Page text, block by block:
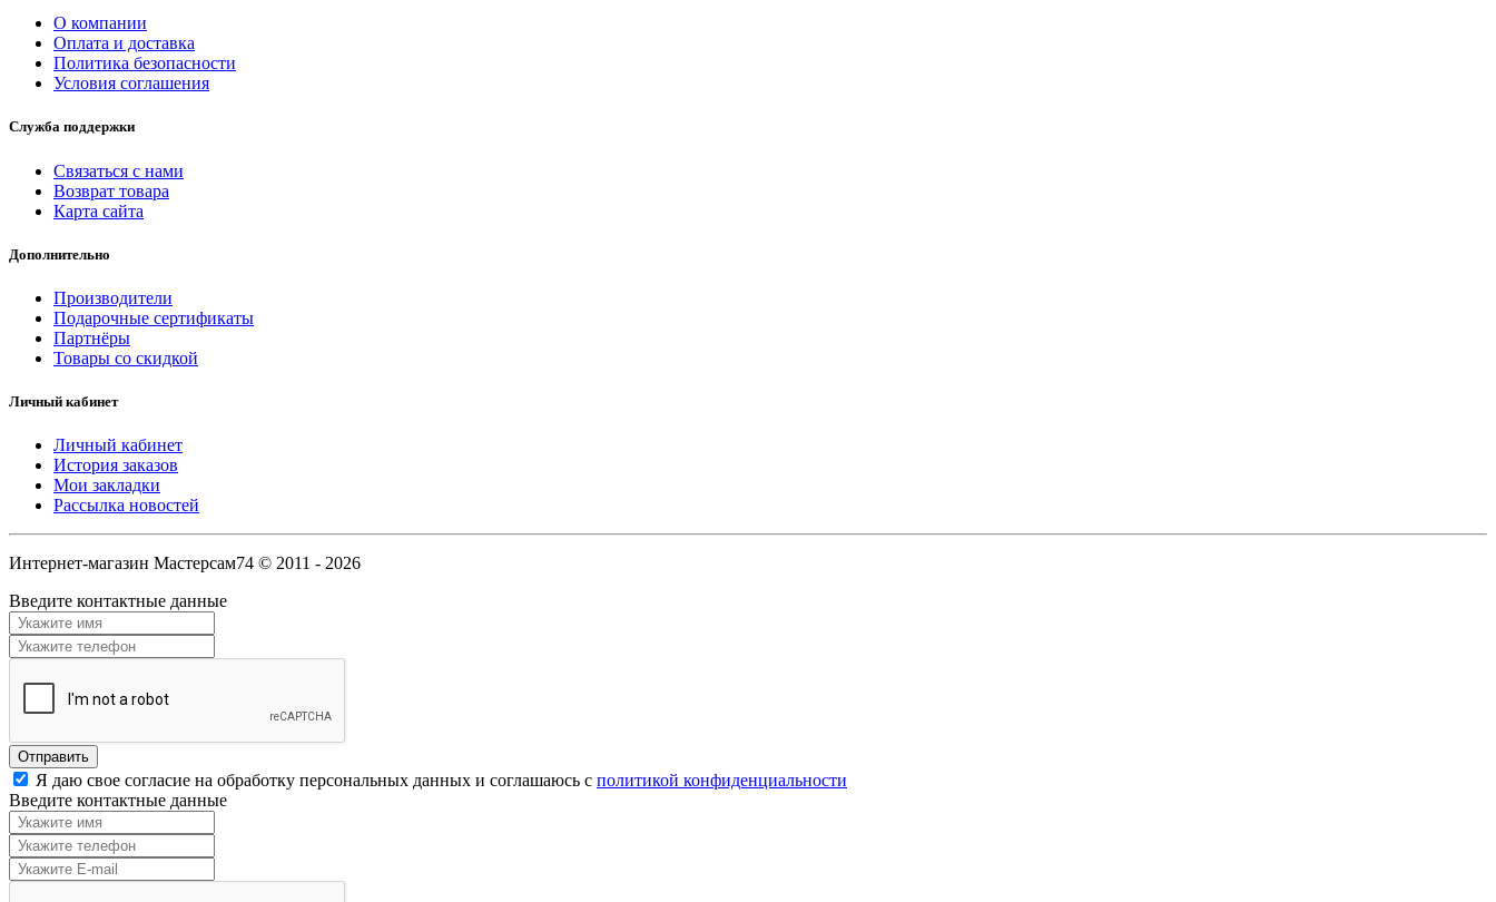
О компании
Оплата и доставка
Политика безопасности
Условия соглашения
Служба поддержки
Связаться с нами
Возврат товара
Карта сайта
Дополнительно
Производители
Подарочные сертификаты
Партнёры
Товары со скидкой
Личный кабинет
Личный кабинет
История заказов
Мои закладки
Рассылка новостей
Интернет-магазин Мастерсам74 © 2011 - 2026
Введите контактные данные
Я даю свое согласие на обработку персональных данных и соглашаюсь с политикой конфиденциальности
Введите контактные данные